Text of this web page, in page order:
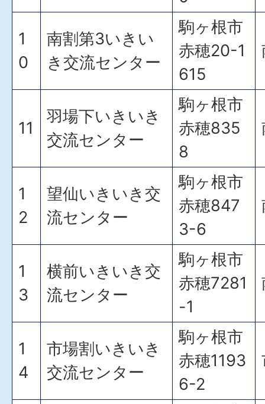
1
0
南割第3いきい
き交流センター
駒ヶ根市
赤穂20-1
615
11
羽場下いきいき
交流センター
駒ヶ根市
赤穂835
8
1
2
望仙いきいき交
流センター
駒ヶ根市
赤穂847
3-6
1
3
横前いきいき交
流センター
駒ヶ根市
赤穂7281
-1
1
4
市場割いきいき
交流センター
駒ヶ根市
赤穂1193
6-2